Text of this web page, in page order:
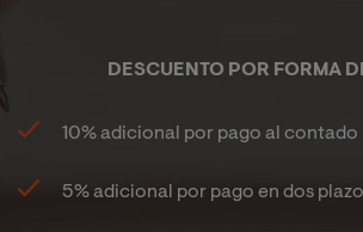
DESCUENTO POR FORMA
10% adicional por pago al contado
5% adicional por pago en dos